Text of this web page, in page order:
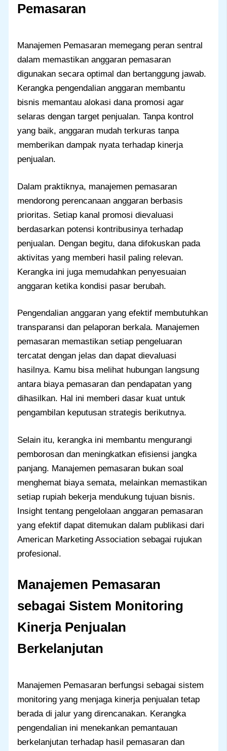
Pemasaran
Manajemen Pemasaran memegang peran sentral
dalam memastikan anggaran pemasaran
digunakan secara optimal dan bertanggung jawab.
Kerangka pengendalian anggaran membantu
bisnis memantau alokasi dana promosi agar
selaras dengan target penjualan. Tanpa kontrol
yang baik, anggaran mudah terkuras tanpa
memberikan dampak nyata terhadap kinerja
penjualan.
Dalam praktiknya, manajemen pemasaran
mendorong perencanaan anggaran berbasis
prioritas. Setiap kanal promosi dievaluasi
berdasarkan potensi kontribusinya terhadap
penjualan. Dengan begitu, dana difokuskan pada
aktivitas yang memberi hasil paling relevan.
Kerangka ini juga memudahkan penyesuaian
anggaran ketika kondisi pasar berubah.
Pengendalian anggaran yang efektif membutuhkan
transparansi dan pelaporan berkala. Manajemen
pemasaran memastikan setiap pengeluaran
tercatat dengan jelas dan dapat dievaluasi
hasilnya. Kamu bisa melihat hubungan langsung
antara biaya pemasaran dan pendapatan yang
dihasilkan. Hal ini memberi dasar kuat untuk
pengambilan keputusan strategis berikutnya.
Selain itu, kerangka ini membantu mengurangi
pemborosan dan meningkatkan efisiensi jangka
panjang. Manajemen pemasaran bukan soal
menghemat biaya semata, melainkan memastikan
setiap rupiah bekerja mendukung tujuan bisnis.
Insight tentang pengelolaan anggaran pemasaran
yang efektif dapat ditemukan dalam publikasi dari
American Marketing Association sebagai rujukan
profesional.
Manajemen Pemasaran
sebagai Sistem Monitoring
Kinerja Penjualan
Berkelanjutan
Manajemen Pemasaran berfungsi sebagai sistem
monitoring yang menjaga kinerja penjualan tetap
berada di jalur yang direncanakan. Kerangka
pengendalian ini menekankan pemantauan
berkelanjutan terhadap hasil pemasaran dan